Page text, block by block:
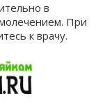
в
При
к врачу.